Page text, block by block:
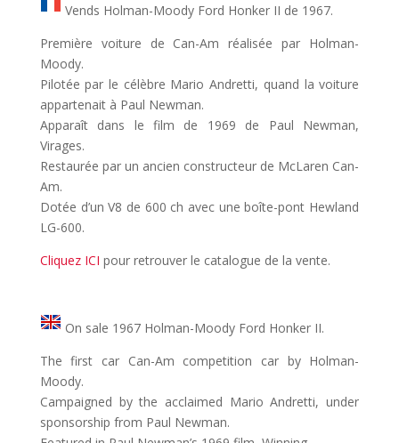
Vends Holman-Moody Ford Honker II de 1967.
Première voiture de Can-Am réalisée par Holman-
Moody.
Pilotée par le célèbre Mario Andretti, quand la voiture
appartenait à Paul Newman.
Apparaît dans le film de 1969 de Paul Newman,
Virages.
Restaurée par un ancien constructeur de McLaren Can-
Am.
Dotée d’un V8 de 600 ch avec une boîte-pont Hewland
LG-600.
Cliquez ICI pour retrouver le catalogue de la vente.
On sale 1967 Holman-Moody Ford Honker II.
The first car Can-Am competition car by Holman-
Moody.
Campaigned by the acclaimed Mario Andretti, under
sponsorship from Paul Newman.